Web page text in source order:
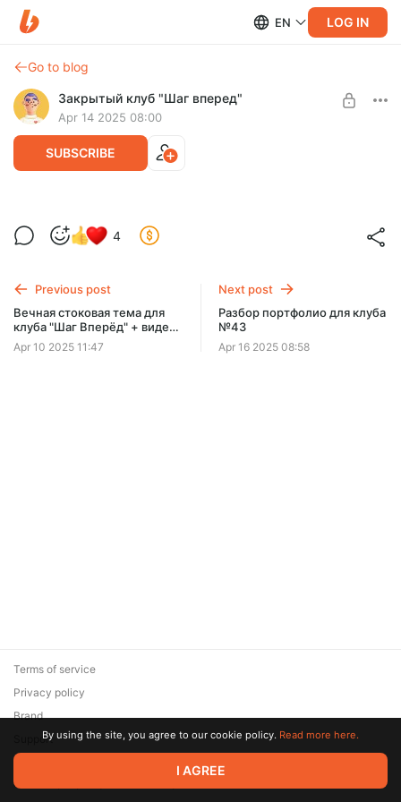
EN LOG IN
Go to blog
Закрытый клуб "Шаг вперед"
Apr 14 2025 08:00
SUBSCRIBE
Вечная тема 14/04/2025 для клуба "Шаг
Вперёд"
SUBSCRIBE
4
Previous post
Вечная стоковая тема для
клуба "Шаг Вперёд" + видео-
лекция от Елены с уроком
по созданию дизайнов
Apr 10 2025 11:47
Next post
Разбор портфолио для клуба
№43
Apr 16 2025 08:58
© 2026 Zaya Solutions Limited. All rights reserved. All trademarks
are the property of their respective owners.
Terms of service
Privacy policy
Brand
SupportBy using the site, you agree to our cookie policy. Read more here.
I AGREE